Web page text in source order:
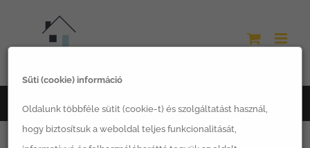
Süti (cookie) információ
Oldalunk többféle sütit (cookie-t) és szolgáltatást használ,
hogy biztosítsuk a weboldal teljes funkcionalitását,
Főoldal LSH termékek